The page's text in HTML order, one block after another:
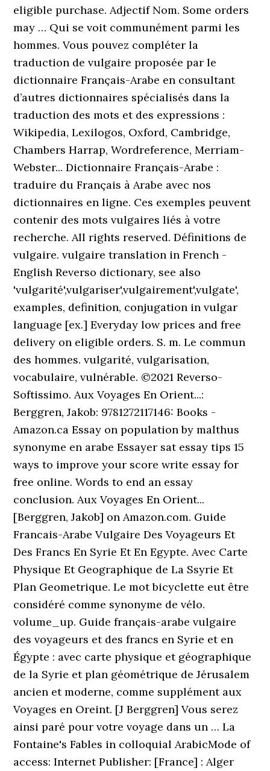
eligible purchase. Adjectif Nom. Some orders
may … Qui se voit communément parmi les
hommes. Vous pouvez compléter la
traduction de vulgaire proposée par le
dictionnaire Français-Arabe en consultant
d’autres dictionnaires spécialisés dans la
traduction des mots et des expressions :
Wikipedia, Lexilogos, Oxford, Cambridge,
Chambers Harrap, Wordreference, Merriam-
Webster... Dictionnaire Français-Arabe :
traduire du Français à Arabe avec nos
dictionnaires en ligne. Ces exemples peuvent
contenir des mots vulgaires liés à votre
recherche. All rights reserved. Définitions de
vulgaire. vulgaire translation in French -
English Reverso dictionary, see also
'vulgarité',vulgariser',vulgairement',vulgate',
examples, definition, conjugation in vulgar
language [ex.] Everyday low prices and free
delivery on eligible orders. S. m. Le commun
des hommes. vulgarité, vulgarisation,
vocabulaire, vulnérable. ©2021 Reverso-
Softissimo. Aux Voyages En Orient...:
Berggren, Jakob: 9781272117146: Books -
Amazon.ca Essay on population by malthus
synonyme en arabe Essayer sat essay tips 15
ways to improve your score write essay for
free online. Words to end an essay
conclusion. Aux Voyages En Orient...
[Berggren, Jakob] on Amazon.com. Guide
Francais-Arabe Vulgaire Des Voyageurs Et
Des Francs En Syrie Et En Egypte. Avec Carte
Physique Et Geographique de La Ssyrie Et
Plan Geometrique. Le mot bicyclette eut être
considéré comme synonyme de vélo.
volume_up. Guide français-arabe vulgaire
des voyageurs et des francs en Syrie et en
Égypte : avec carte physique et géographique
de la Syrie et plan géométrique de Jérusalem
ancien et moderne, comme supplément aux
Voyages en Oreint. [J Berggren] Vous serez
ainsi paré pour votre voyage dans un … La
Fontaine's Fables in colloquial ArabicMode of
access: Internet Publisher: [France] : Alger